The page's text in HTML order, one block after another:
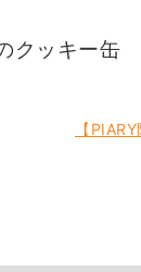
クッキー缶
【